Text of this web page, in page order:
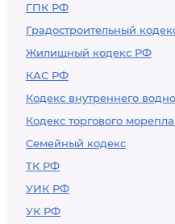
ГПК РФ
Градостроительный
Жилищный кодекс РФ
КАС РФ
Кодекс внутреннего
Кодекс торгового
Семейный кодекс
ТК РФ
УИК РФ
УК РФ